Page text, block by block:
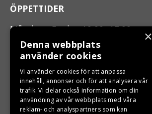
ÖPPETTIDER
Måndag - Fredag 10.00 -17.00
LJUNGBERGS MOTOR
Din BRP återförsäljare i Sveg!
×
Denna webbplats
använder cookies
Vi använder cookies för att anpassa
innehåll, annonser och för att analysera vår
trafik. Vi delar också information om din
användning av vår webbplats med våra
reklam- och analyspartners som kan